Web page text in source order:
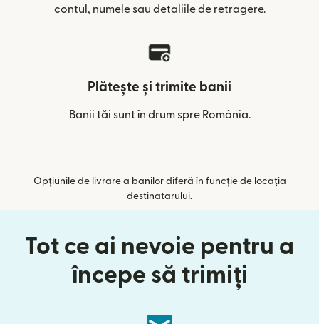
contul, numele sau detaliile de retragere.
Plătește și trimite banii
Banii tăi sunt în drum spre România.
Opțiunile de livrare a banilor diferă în funcție de locația
destinatarului.
Tot ce ai nevoie pentru a
începe să trimiți